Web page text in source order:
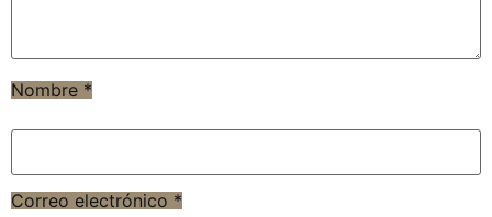
Nombre *
Correo electrónico *